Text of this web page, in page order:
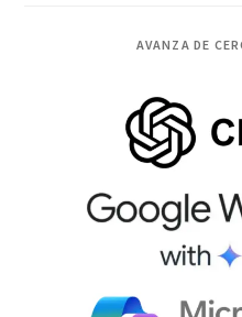
AVANZA DE